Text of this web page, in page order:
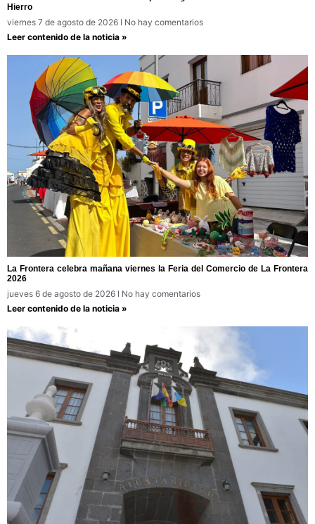
Hierro
viernes 7 de agosto de 2026
No hay comentarios
Leer contenido de la noticia »
La Frontera celebra mañana viernes la Feria del Comercio de La Frontera
2026
jueves 6 de agosto de 2026
No hay comentarios
Leer contenido de la noticia »